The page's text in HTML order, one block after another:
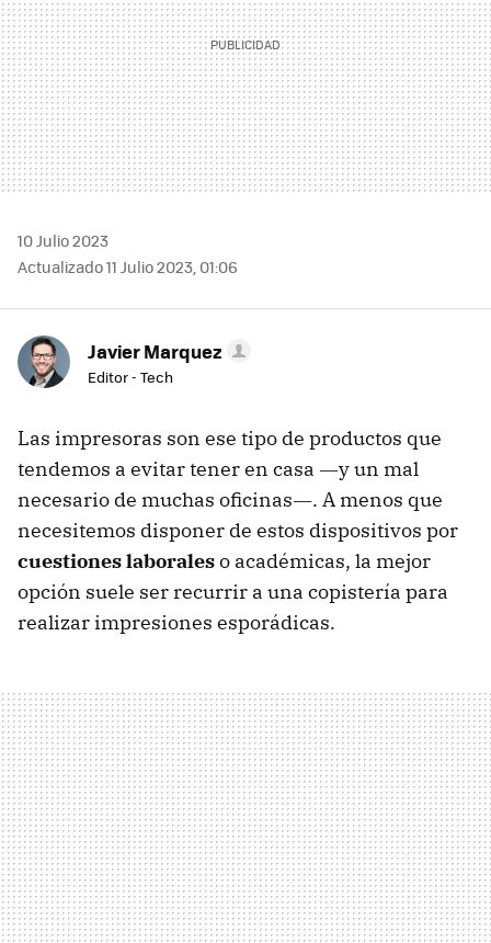
10 Julio 2023
Actualizado 11 Julio 2023, 01:06
Javier Marquez
Editor - Tech
Las impresoras son ese tipo de productos que
tendemos a evitar tener en casa ―y un mal
necesario de muchas oficinas―. A menos que
necesitemos disponer de estos dispositivos por
cuestiones laboraleso académicas, la mejor
opción suele ser recurrir a una copistería para
realizar impresiones esporádicas.